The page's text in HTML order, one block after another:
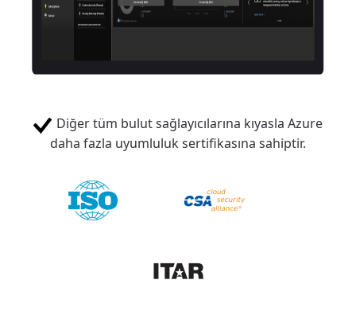
Diğer tüm bulut sağlayıcılarına kıyasla Azure
daha fazla uyumluluk sertifikasına sahiptir.